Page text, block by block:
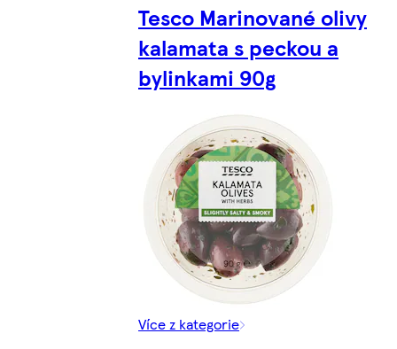
Tesco Marinované olivy
kalamata s peckou a
bylinkami 90g
Více z kategorie